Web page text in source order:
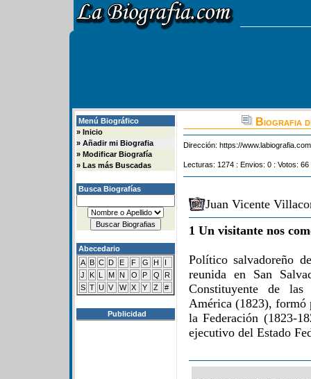
Menú Biográfico
» Inicio
» Añadir mi Biografia
» Modificar Biografía
» Las más Buscadas
Busca Biografías
Abecedario
A B C D E F G H
I
J
K L M N O P Q
R
S T U V W X Y Z #
Publicidad
Biografia
Dirección: https://
Lecturas: 1274 : Envios: 0 : Votos:
Juan Vicente
1 Un visitante nos
Político salvadoreño
reunida en San
Constituyente de
América (1823), formó
la Federación (1823-
ejecutivo del Estado